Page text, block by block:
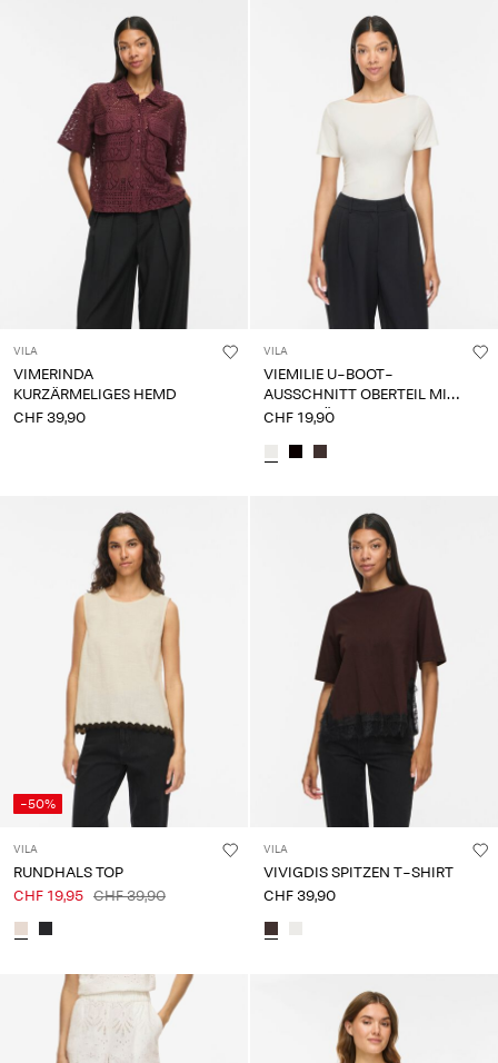
VILA
VIMERINDA
KURZÄRMELIGES HEMD
CHF 39,90
VILA
VIEMILIE U-BOOT-
AUSSCHNITT OBERTEIL MIT
KURZEN ÄRMELN
CHF 19,90
-50%
VILA
RUNDHALS TOP
CHF 19,95 CHF 39,90
VILA
VIVIGDIS SPITZEN T-SHIRT
CHF 39,90